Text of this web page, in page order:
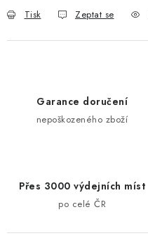
Tisk Zeptat se
Garance doručení
nepoškozeného zboží
Přes 3000 výdejních míst
po celé ČR